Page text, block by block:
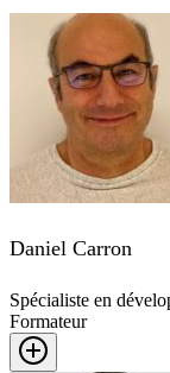
Daniel Carron
Spécialiste en
Formateur